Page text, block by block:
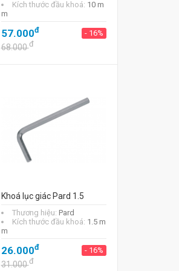
Kích thước đầu khoá: 10 m
m
57.000đ - 16%
68.000đ
Khoá lục giác Pard 1.5
Thương hiệu: Pard
Kích thước đầu khoá: 1.5 m
m
26.000đ - 16%
31.000đ